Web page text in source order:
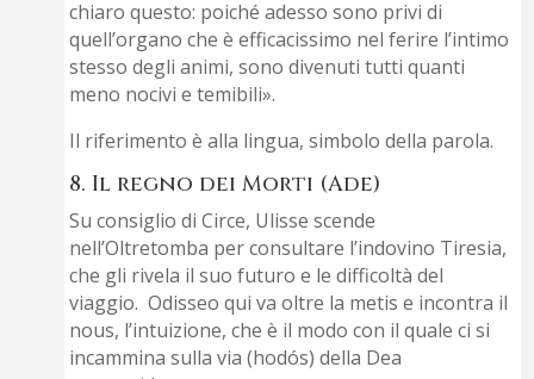
chiaro questo: poiché adesso sono privi di
quell’organo che è efficacissimo nel ferire l’intimo
stesso degli animi, sono divenuti tutti quanti
meno nocivi e temibili».
Il riferimento è alla lingua, simbolo della parola.
8. Il regno dei Morti (Ade)
Su consiglio di Circe, Ulisse scende
nell’Oltretomba per consultare l’indovino Tiresia,
che gli rivela il suo futuro e le difficoltà del
viaggio. Odisseo qui va oltre la metis e incontra il
nous, l’intuizione, che è il modo con il quale ci si
incammina sulla via (hodós) della Dea